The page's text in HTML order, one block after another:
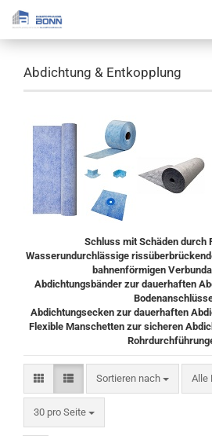
Abdichtung & Entkopplung
Schluss mit Schäden durch
Wasserundurchlässige
bahnenförmigen
Abdichtungsbänder zur dauerhaften
Abdichtungsecken zur dauerhaften
Flexible Manschetten zur sicheren
Sortieren nach
Sortieren nach Alle
30 pro Seite
pro Seite